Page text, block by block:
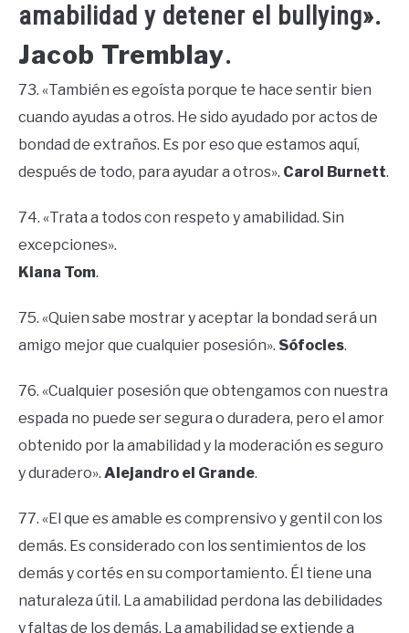
amabilidad y detener el bullying».
Jacob Tremblay.
73. «También es egoísta porque te hace sentir bien
cuando ayudas a otros. He sido ayudado por actos de
bondad de extraños. Es por eso que estamos aquí,
después de todo, para ayudar a otros». Carol Burnett.
74. «Trata a todos con respeto y amabilidad. Sin
excepciones».
Kiana Tom.
75. «Quien sabe mostrar y aceptar la bondad será un
amigo mejor que cualquier posesión». Sófocles.
76. «Cualquier posesión que obtengamos con nuestra
espada no puede ser segura o duradera, pero el amor
obtenido por la amabilidad y la moderación es seguro
y duradero». Alejandro el Grande.
77. «El que es amable es comprensivo y gentil con los
demás. Es considerado con los sentimientos de los
demás y cortés en su comportamiento. Él tiene una
naturaleza útil. La amabilidad perdona las debilidades
y faltas de los demás. La amabilidad se extiende a